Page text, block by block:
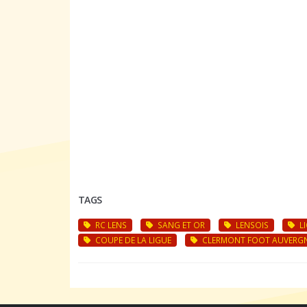
TAGS
RC LENS SANG ET OR LENSOIS
COUPE DE LA LIGUE
CLERMONT FOOT